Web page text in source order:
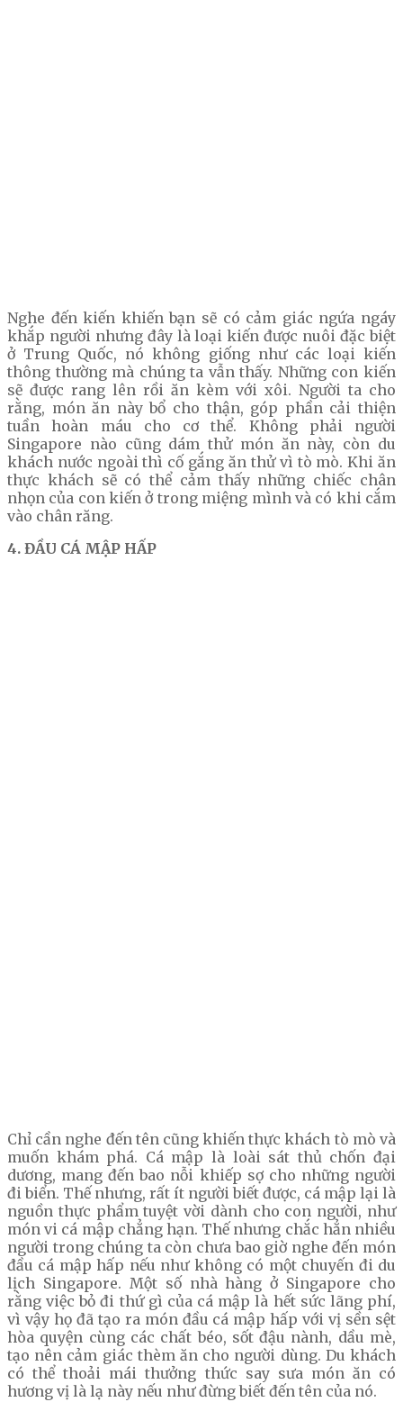
Nghe đến kiến khiến bạn sẽ có cảm giác ngứa ngáy
khắp người nhưng đây là loại kiến được nuôi đặc biệt
ở Trung Quốc, nó không giống như các loại kiến
thông thường mà chúng ta vẫn thấy. Những con kiến
sẽ được rang lên rồi ăn kèm với xôi. Người ta cho
rằng, món ăn này bổ cho thận, góp phần cải thiện
tuần hoàn máu cho cơ thể. Không phải người
Singapore nào cũng dám thử món ăn này, còn du
khách nước ngoài thì cố gắng ăn thử vì tò mò. Khi ăn
thực khách sẽ có thể cảm thấy những chiếc chân
nhọn của con kiến ở trong miệng mình và có khi cắm
vào chân răng.
4. ĐẦU CÁ MẬP HẤP
Chỉ cần nghe đến tên cũng khiến thực khách tò mò và
muốn khám phá. Cá mập là loài sát thủ chốn đại
dương, mang đến bao nỗi khiếp sợ cho những người
đi biển. Thế nhưng, rất ít người biết được, cá mập lại là
nguồn thực phẩm tuyệt vời dành cho con người, như
món vi cá mập chẳng hạn. Thế nhưng chắc hẳn nhiều
người trong chúng ta còn chưa bao giờ nghe đến món
đầu cá mập hấp nếu như không có một chuyến đi du
lịch Singapore. Một số nhà hàng ở Singapore cho
rằng việc bỏ đi thứ gì của cá mập là hết sức lãng phí,
vì vậy họ đã tạo ra món đầu cá mập hấp với vị sền sệt
hòa quyện cùng các chất béo, sốt đậu nành, dầu mè,
tạo nên cảm giác thèm ăn cho người dùng. Du khách
có thể thoải mái thưởng thức say sưa món ăn có
hương vị là lạ này nếu như đừng biết đến tên của nó.